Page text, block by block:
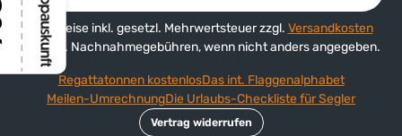
Alle Preise inkl. gesetzl. Mehrwertsteuer zzgl. Versandkosten
und ggf. Nachnahmegebühren, wenn nicht anders angegeben.
Regattatonnen kostenlosDas int. Flaggenalphabet
Meilen-UmrechnungDie Urlaubs-Checkliste für Segler
Vertrag widerrufen